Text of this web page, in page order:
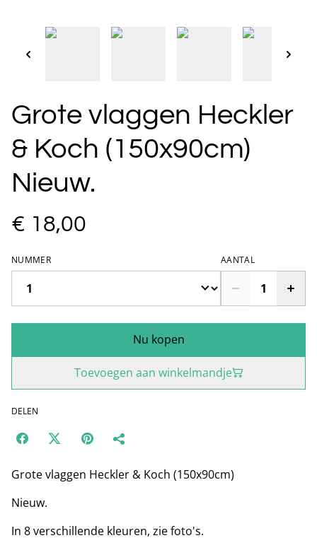
Grote vlaggen Heckler
& Koch (150x90cm)
Nieuw.
€ 18,00
NUMMER AANTAL
Nu kopen
Toevoegen aan winkelmandje
DELEN
Grote vlaggen Heckler & Koch (150x90cm)
Nieuw.
In 8 verschillende kleuren, zie foto's.